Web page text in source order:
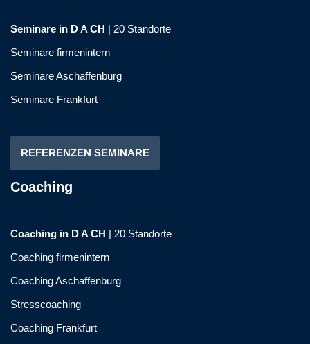
Seminare in D A CH | 20 Standorte
Seminare firmenintern
Seminare Aschaffenburg
Seminare Frankfurt
REFERENZEN SEMINARE
Coaching
Coaching in D A CH | 20 Standorte
Coaching firmenintern
Coaching Aschaffenburg
Stresscoaching
Coaching Frankfurt